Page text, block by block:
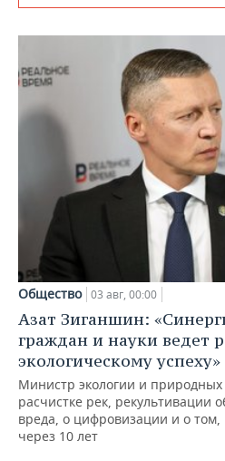
Общество 03 авг, 00:00
Азат Зиганшин:
граждан и науки ведет
экологическому успеху»
Министр экологии и
расчистке рек, рекультивации
вреда, о цифровизации и о том,
через 10 лет